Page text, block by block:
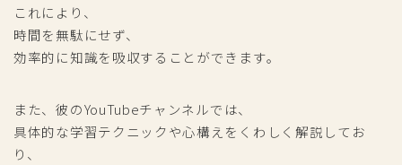
これにより、
時間を無駄にせず、
効率的に知識を吸収することができます。
また、彼のYouTubeチャンネルでは、
具体的な学習テクニックや心構えをくわしく解説してお
り、